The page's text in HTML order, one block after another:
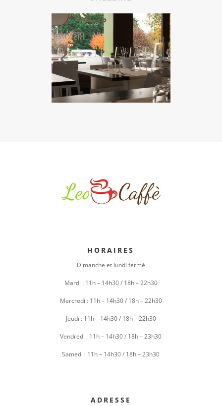
HORAIRES
Dimanche et lundi fermé
Mardi : 11h – 14h30 / 18h – 22h30
Mercredi : 11h – 14h30 / 18h – 22h30
Jeudi : 11h– 14h30 / 18h – 22h30
Vendredi : 11h – 14h30 / 18h – 23h30
Samedi : 11h – 14h30 / 18h – 23h30
ADRESSE